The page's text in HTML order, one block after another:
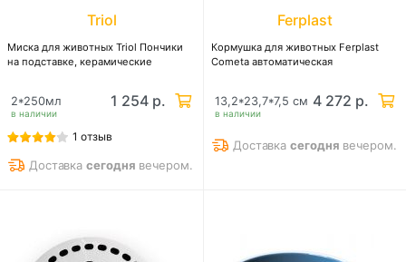
Triol
Миска для животных Triol Пончики
на подставке, керамические
в наличии
2*250мл 1 254 р.
1 отзыв
Доставкасегодня вечером.
Ferplast
Кормушка для животных Ferplast
Cometa автоматическая
в наличии
13,2*23,7*7,5 см 4 272 р.
Доставкасегодня вечером.